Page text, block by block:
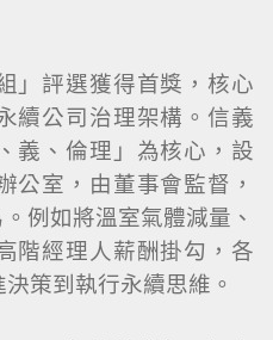
」評選獲得首獎，核心
續公司治理架構。信義
義、倫理」為核心，設
公室，由董事會監督，
例如將溫室氣體減量、
階經理人薪酬掛勾，各
策到執行永續思維。